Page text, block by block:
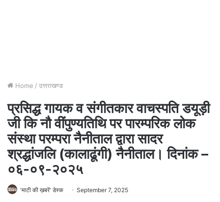
Home / उत्तराखण्ड
प्रसिद्ध गायक व संगीतकार वाचस्पति डयूड़ी
जी कि नौ वींपुण्यतिथि पर पारम्परिक लोक
संस्था परम्परा नैनीताल द्वारा सादर
श्रद्धांजलि (कालाढूंगी) नैनीताल। दिनांक –
०६-०९-२०२५
'माटी की ख़बरें' डेस्क September 7, 2025